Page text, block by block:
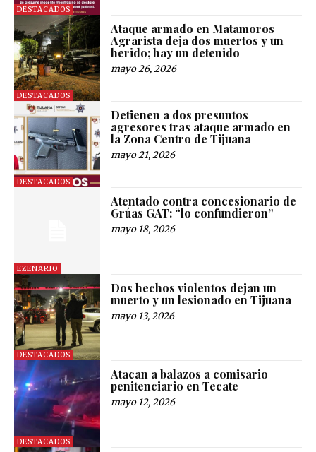
DESTACADOS
DESTACADOS
Ataque armado en Matamoros
Agrarista deja dos muertos y un
herido; hay un detenido
mayo 26, 2026
DESTACADOS
Detienen a dos presuntos
agresores tras ataque armado en
la Zona Centro de Tijuana
mayo 21, 2026
EZENARIO
Atentado contra concesionario de
Grúas GAT: “lo confundieron”
mayo 18, 2026
DESTACADOS
Dos hechos violentos dejan un
muerto y un lesionado en Tijuana
mayo 13, 2026
DESTACADOS
Atacan a balazos a comisario
penitenciario en Tecate
mayo 12, 2026